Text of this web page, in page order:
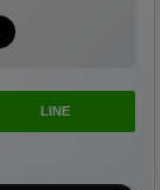
LINE